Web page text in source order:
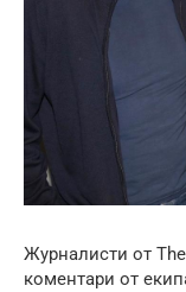
Журналисти от
коментари от